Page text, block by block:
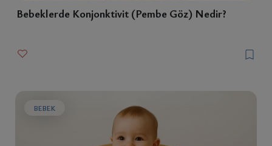
Bebeklerde Konjonktivit (Pembe Göz) Nedir?
BEBEK